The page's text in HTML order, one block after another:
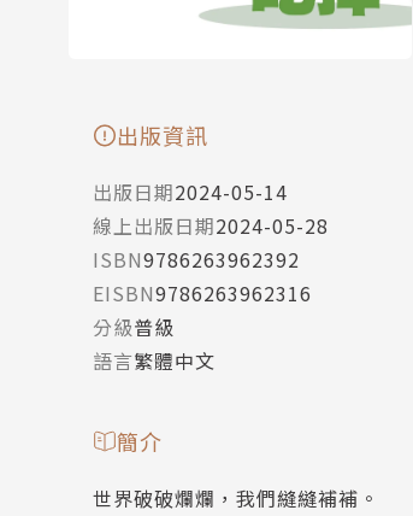
出版資訊
出版日期2024-05-14
線上出版日期2024-05-28
ISBN9786263962392
EISBN9786263962316
分級普級
語言繁體中文
簡介
世界破破爛爛，我們縫縫補補。